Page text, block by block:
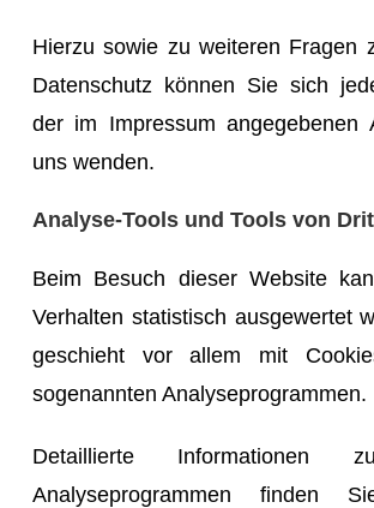
Hierzu sowie zu weiteren Fragen
Datenschutz können Sie sich
der im Impressum angegebenen
uns wenden.
Analyse-Tools und Tools von
Beim Besuch dieser Website
Verhalten statistisch ausgewertet
geschieht vor allem mit
sogenannten Analyseprogrammen.
Detaillierte Informationen
Analyseprogrammen finden